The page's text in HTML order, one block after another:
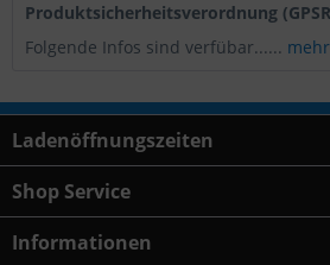
Produktsicherheitsverordnung
Folgende Infos sind verfübar...... mehr
Ladenöffnungszeiten
Shop Service
Informationen